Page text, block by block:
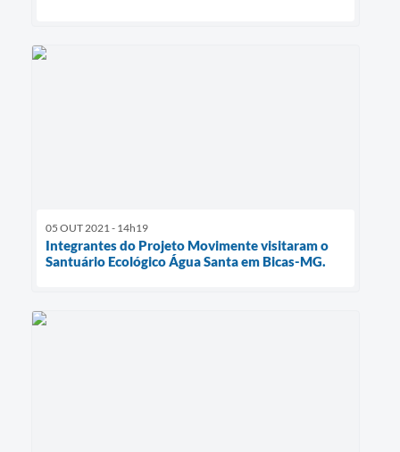
05 OUT 2021 - 14h19
Integrantes do Projeto Movimente visitaram o
Santuário Ecológico Água Santa em Bicas-MG.